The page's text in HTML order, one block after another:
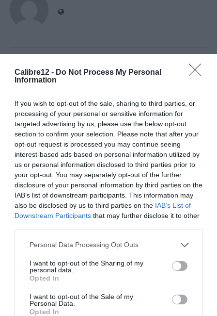
Calibre12 - Do Not Process My Personal
Information
If you wish to opt-out of the sale, sharing to third parties, or
processing of your personal or sensitive information for
targeted advertising by us, please use the below opt-out
section to confirm your selection. Please note that after your
opt-out request is processed you may continue seeing
interest-based ads based on personal information utilized by
us or personal information disclosed to third parties prior to
your opt-out. You may separately opt-out of the further
disclosure of your personal information by third parties on the
IAB’s list of downstream participants. This information may
also be disclosed by us to third parties on the IAB’s List of
Downstream Participants that may further disclose it to other
Personal Data Processing Opt Outs
I want to opt-out of the Sharing of my
personal data.
Opted In
I want to opt-out of the Sale of my
Personal Data.
Opted In
1 A 7 DEZ | SEMANA DA CAÇA (VILA VIÇOSA)
CAÇA
YOU MAY ALSO LIKE
10 PONTOS-CHAVE PARA O CAÇADOR MODERNO